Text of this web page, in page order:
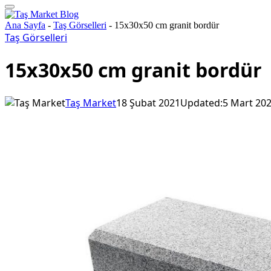
Ana Sayfa - Taş Görselleri - 15x30x50 cm granit bordür
Taş Görselleri
15x30x50 cm granit bordür
Taş Market18 Şubat 2021Updated:5 Mart